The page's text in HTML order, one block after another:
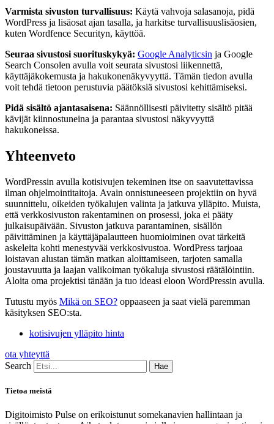
Varmista sivuston turvallisuus: Käytä vahvoja salasanoja, pidä
WordPress ja lisäosat ajan tasalla, ja harkitse turvallisuuslisäosien,
kuten Wordfence Securityn, käyttöä.
Seuraa sivustosi suorituskykyä: Google Analyticsin ja Google
Search Consolen avulla voit seurata sivustosi liikennettä,
käyttäjäkokemusta ja hakukonenäkyvyyttä. Tämän tiedon avulla
voit tehdä tietoon perustuvia päätöksiä sivustosi kehittämiseksi.
Pidä sisältö ajantasaisena: Säännöllisesti päivitetty sisältö pitää
kävijät kiinnostuneina ja parantaa sivustosi näkyvyyttä
hakukoneissa.
Yhteenveto
WordPressin avulla kotisivujen tekeminen itse on saavutettavissa
ilman ohjelmointitaitoja. Avain onnistuneeseen projektiin on hyvä
suunnittelu, oikeiden työkalujen valinta ja jatkuva ylläpito. Muista,
että verkkosivuston rakentaminen on prosessi, joka ei pääty
julkaisupäivään. Sivuston jatkuva parantaminen, sisällön
päivittäminen ja käyttäjäpalautteen huomioiminen ovat tärkeitä
askeleita kohti menestyvää verkkosivustoa. WordPress tarjoaa
loistavan alustan tämän matkan aloittamiseen, tarjoten samalla
joustavuutta ja laajan valikoiman työkaluja sivustosi räätälöintiin.
Aloita oma projektisi tänään ja tuo ideasi eloon WordPressin avulla.
Tutustu myös Mikä on SEO? oppaaseen ja saat vielä paremman
käsityksen SEO:sta.
kotisivujen ylläpito hinta
ota yhteyttä
Search
Hae
Tietoa meistä
Digitoimisto Pulse on erikoistunut somekanavien hallintaan ja